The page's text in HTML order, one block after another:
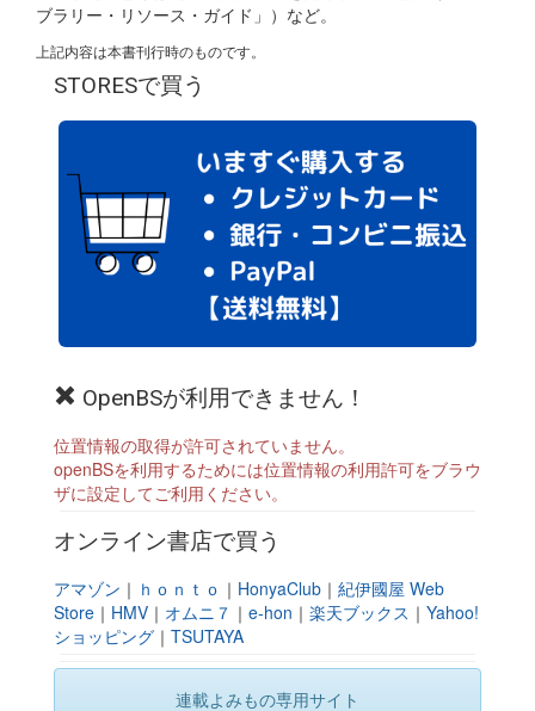
ブラリー・リソース・ガイド」）など。
上記内容は本書刊行時のものです。
STORESで買う
OpenBSが利用できません！
位置情報の取得が許可されていません。
openBSを利用するためには位置情報の利用許可をブラウ
ザに設定してご利用ください。
オンライン書店で買う
アマゾン ｜ ｈｏｎｔｏ ｜ HonyaClub ｜ 紀伊國屋 Web
Store ｜ HMV ｜ オムニ７ ｜ e-hon ｜ 楽天ブックス ｜ Yahoo!
ショッピング ｜ TSUTAYA
連載よみもの専用サイト